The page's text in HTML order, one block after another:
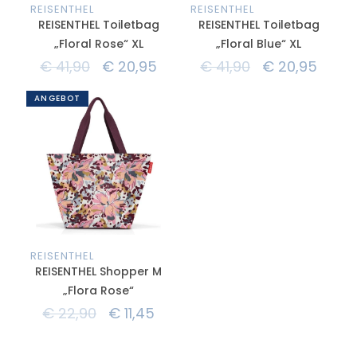
REISENTHEL
REISENTHEL Toiletbag
„Floral Rose“ XL
€41,90 € 20,95
REISENTHEL
REISENTHEL Toiletbag
„Floral Blue“ XL
€41,90 € 20,95
ANGEBOT
REISENTHEL
REISENTHEL Shopper M
„Flora Rose“
€22,90 € 11,45